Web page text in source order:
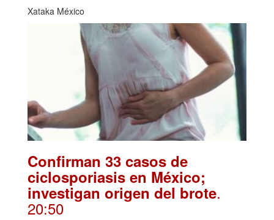
Xataka México
Confirman 33 casos de
ciclosporiasis en México;
investigan origen del brote.
20:50